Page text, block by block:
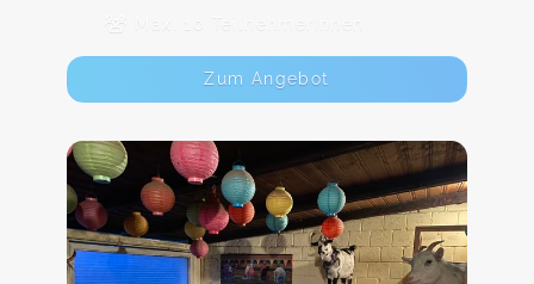
Max. 10 TeilnehmerInnen
Zum Angebot